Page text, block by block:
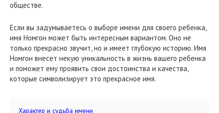
обществе.
Если вы задумываетесь о выборе имени для своего ребенка,
имя Номгон может быть интересным вариантом. Оно не
только прекрасно звучит, но и имеет глубокую историю. Имя
Номгон внесет некую уникальность в жизнь вашего ребенка
и поможет ему проявить свои достоинства и качества,
которые символизирует это прекрасное имя.
Характер и судьба имени